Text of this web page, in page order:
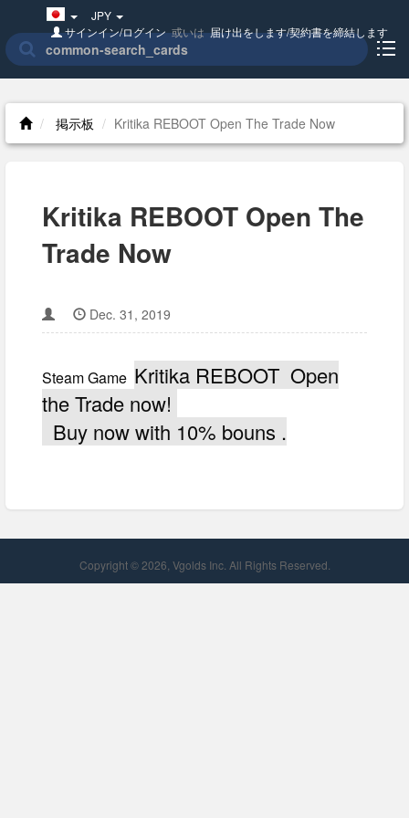
Japan(日
本
語)
JPY
サインイン/ログイン或いは届け出をします/契約書を締結します
掲示板 Kritika REBOOT Open The Trade Now
Kritika REBOOT Open The
Trade Now
Dec. 31, 2019
Steam Game Kritika REBOOT Open
the Trade now!
Buy now with 10% bouns .
Copyright © 2026, Vgolds Inc. All Rights Reserved.